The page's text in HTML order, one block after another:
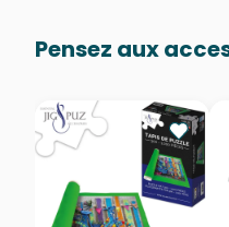
EAN
Nombre de pièces
Pensez aux